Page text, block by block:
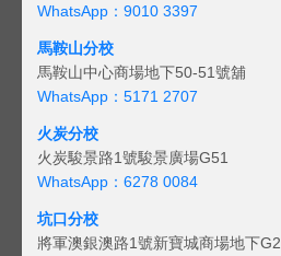
WhatsApp：9010 3397
馬鞍山分校
馬鞍山中心商場地下50-51號舖
WhatsApp：5171 2707
火炭分校
火炭駿景路1號駿景廣場G51
WhatsApp：6278 0084
坑口分校
將軍澳銀澳路1號新寶城商場地下